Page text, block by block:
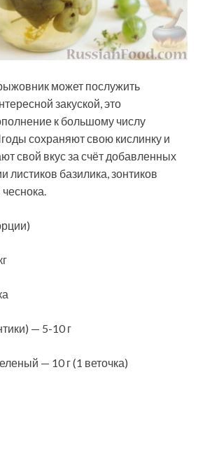
может послужить
закуской, это
к большому числу
сохраняют свою кислинку и
свой вкус за счёт добавленных
листиков базилика, зонтиков
чеснока.
— 5-10 г
— 10 г (1 веточка)